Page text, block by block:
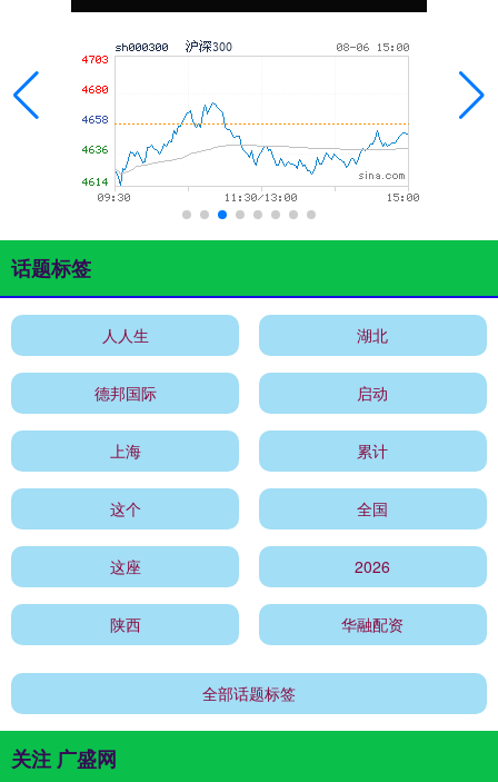
话题标签
人人生 湖北
德邦国际 启动
上海 累计
这个 全国
这座 2026
陕西 华融配资
全部话题标签
关注 广盛网